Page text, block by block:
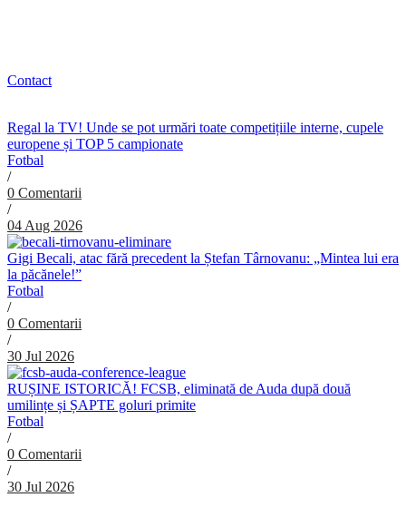
Contact
Regal la TV! Unde se pot urmări toate competițiile interne, cupele
europene și TOP 5 campionate
Fotbal
/
0 Comentarii
/
04 Aug 2026
Gigi Becali, atac fără precedent la Ștefan Târnovanu: „Mintea lui era
la păcănele!”
Fotbal
/
0 Comentarii
/
30 Jul 2026
RUȘINE ISTORICĂ! FCSB, eliminată de Auda după două
umilințe și ȘAPTE goluri primite
Fotbal
/
0 Comentarii
/
30 Jul 2026